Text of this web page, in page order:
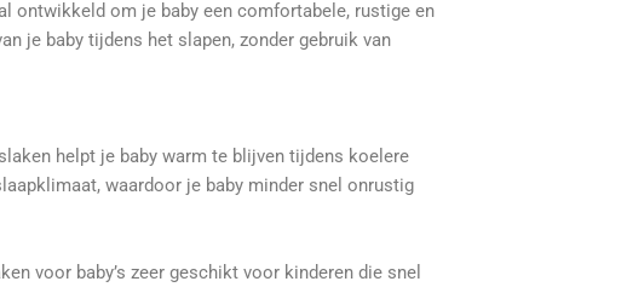
ontwikkeld om je baby een comfortabele, rustige en
je baby tijdens het slapen, zonder gebruik van
helpt je baby warm te blijven tijdens koelere
waardoor je baby minder snel onrustig
voor baby’s zeer geschikt voor kinderen die snel